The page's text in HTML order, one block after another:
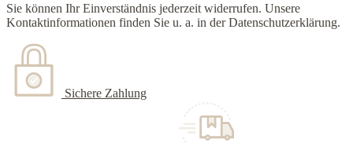
Sie können Ihr Einverständnis jederzeit widerrufen. Unsere
Kontaktinformationen finden Sie u. a. in der Datenschutzerklärung.
Sichere Zahlung